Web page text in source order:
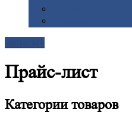
Прайс-лист
Категориитоваров